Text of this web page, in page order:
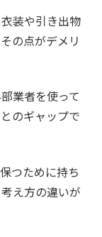
装や引き出物
の点がデメリ
業者を使って
のギャップで
つために持ち
え方の違いが